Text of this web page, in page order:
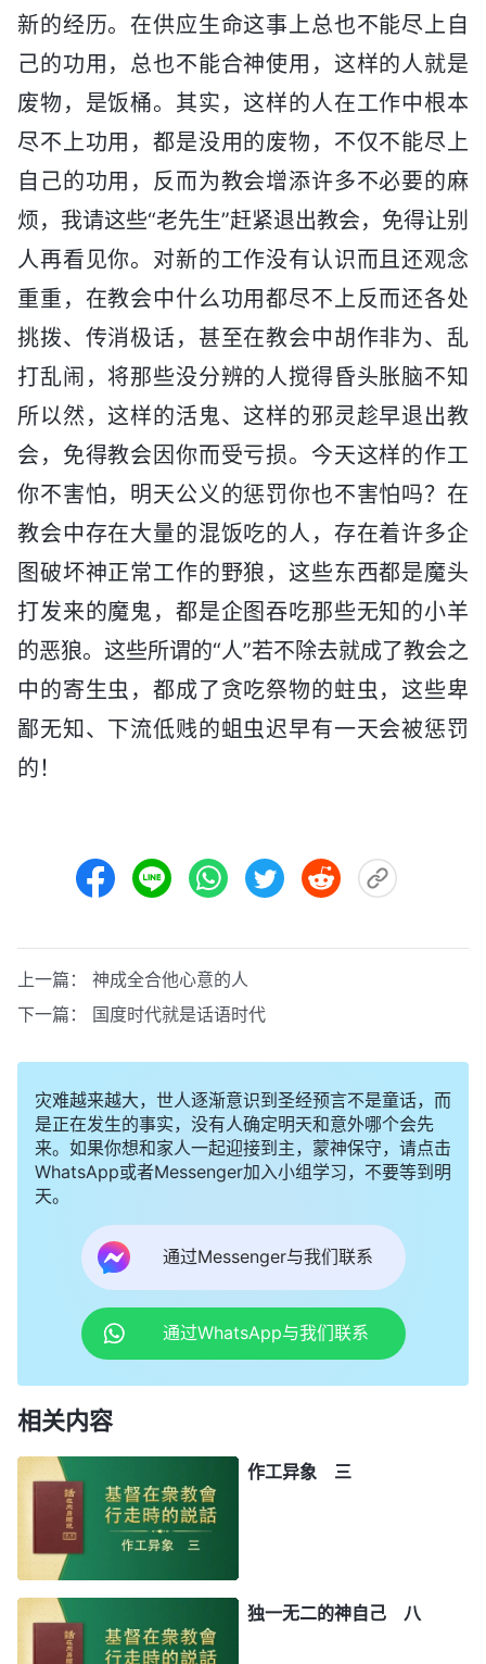
新的经历。在供应生命这事上总也不能尽上自
己的功用，总也不能合神使用，这样的人就是
废物，是饭桶。其实，这样的人在工作中根本
尽不上功用，都是没用的废物，不仅不能尽上
自己的功用，反而为教会增添许多不必要的麻
烦，我请这些“老先生”赶紧退出教会，免得让别
人再看见你。对新的工作没有认识而且还观念
重重，在教会中什么功用都尽不上反而还各处
挑拨、传消极话，甚至在教会中胡作非为、乱
打乱闹，将那些没分辨的人搅得昏头胀脑不知
所以然，这样的活鬼、这样的邪灵趁早退出教
会，免得教会因你而受亏损。今天这样的作工
你不害怕，明天公义的惩罚你也不害怕吗？在
教会中存在大量的混饭吃的人，存在着许多企
图破坏神正常工作的野狼，这些东西都是魔头
打发来的魔鬼，都是企图吞吃那些无知的小羊
的恶狼。这些所谓的“人”若不除去就成了教会之
中的寄生虫，都成了贪吃祭物的蛀虫，这些卑
鄙无知、下流低贱的蛆虫迟早有一天会被惩罚
的！
上一篇： 神成全合他心意的人
下一篇： 国度时代就是话语时代
灾难越来越大，世人逐渐意识到圣经预言不是童话，而
是正在发生的事实，没有人确定明天和意外哪个会先
来。如果你想和家人一起迎接到主，蒙神保守，请点击
WhatsApp或者Messenger加入小组学习，不要等到明
天。
通过Messenger与我们联系
通过WhatsApp与我们联系
相关内容
作工异象 三
独一无二的神自己 八